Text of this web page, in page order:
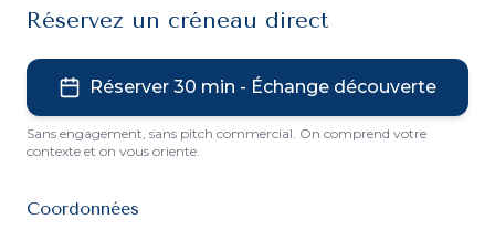
Réservez un créneau direct
Réserver 30 min - Échange découverte
Sans engagement, sans pitch commercial. On comprend votre
contexte et on vous oriente.
Coordonnées